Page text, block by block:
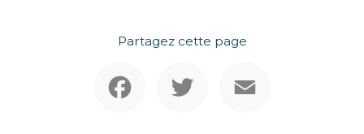
Partagez cette page